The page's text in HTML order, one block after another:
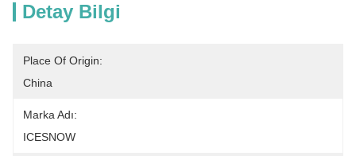
Detay Bilgi
Place Of Origin:
China
Marka Adı:
ICESNOW